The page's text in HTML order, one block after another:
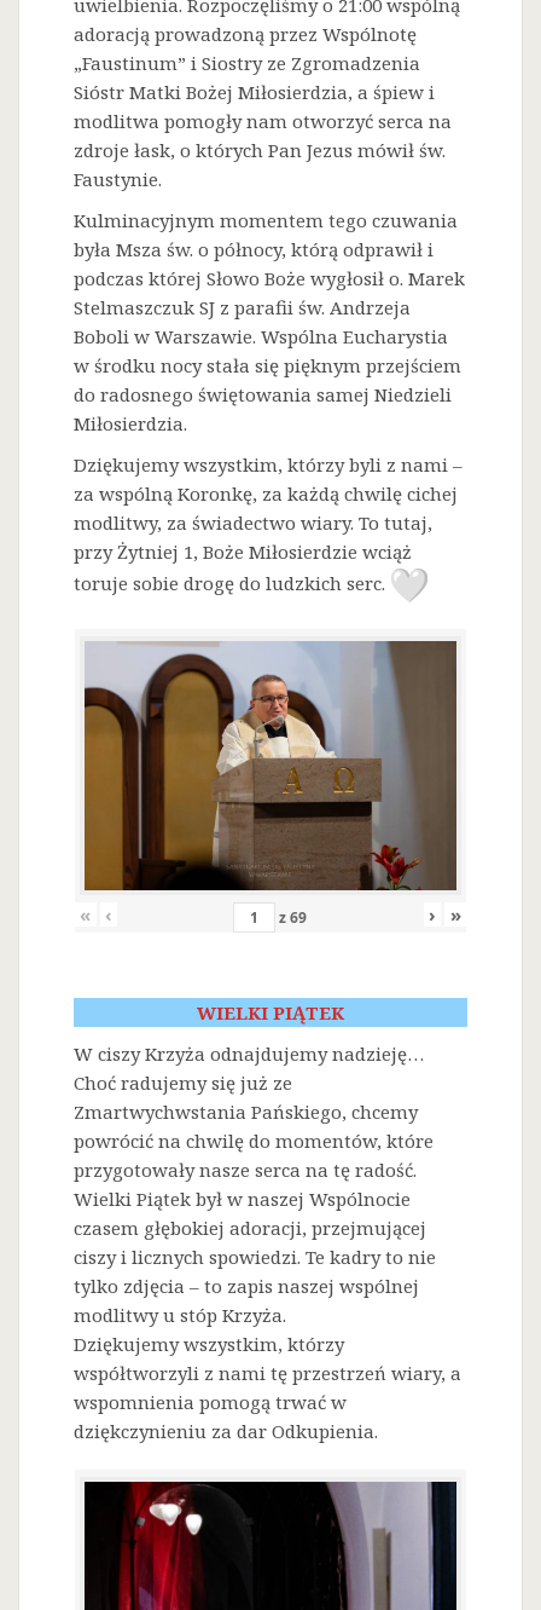
uwielbienia. Rozpoczęliśmy o 21:00 wspólną
adoracją prowadzoną przez Wspólnotę
„Faustinum” i Siostry ze Zgromadzenia
Sióstr Matki Bożej Miłosierdzia, a śpiew i
modlitwa pomogły nam otworzyć serca na
zdroje łask, o których Pan Jezus mówił św.
Faustynie.
Kulminacyjnym momentem tego czuwania
była Msza św. o północy, którą odprawił i
podczas której Słowo Boże wygłosił o. Marek
Stelmaszczuk SJ z parafii św. Andrzeja
Boboli w Warszawie. Wspólna Eucharystia
w środku nocy stała się pięknym przejściem
do radosnego świętowania samej Niedzieli
Miłosierdzia.
Dziękujemy wszystkim, którzy byli z nami –
za wspólną Koronkę, za każdą chwilę cichej
modlitwy, za świadectwo wiary. To tutaj,
przy Żytniej 1, Boże Miłosierdzie wciąż
toruje sobie drogę do ludzkich serc.
« ‹ z69 › »
WIELKI PIĄTEK
W ciszy Krzyża odnajdujemy nadzieję…
Choć radujemy się już ze
Zmartwychwstania Pańskiego, chcemy
powrócić na chwilę do momentów, które
przygotowały nasze serca na tę radość.
Wielki Piątek był w naszej Wspólnocie
czasem głębokiej adoracji, przejmującej
ciszy i licznych spowiedzi. Te kadry to nie
tylko zdjęcia – to zapis naszej wspólnej
modlitwy u stóp Krzyża.
Dziękujemy wszystkim, którzy
współtworzyli z nami tę przestrzeń wiary, a
wspomnienia pomogą trwać w
dziękczynieniu za dar Odkupienia.